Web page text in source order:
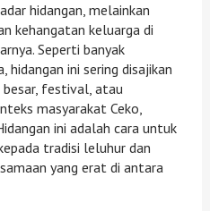
hidangan, melainkan
kehangatan keluarga di
Seperti banyak
hidangan ini sering disajikan
festival, atau
masyarakat Ceko,
ini adalah cara untuk
tradisi leluhur dan
yang erat di antara